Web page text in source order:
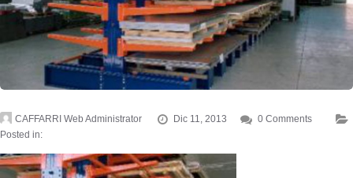
CAFFARRI Web Administrator Dic 11, 2013
0 Comments
Posted in: